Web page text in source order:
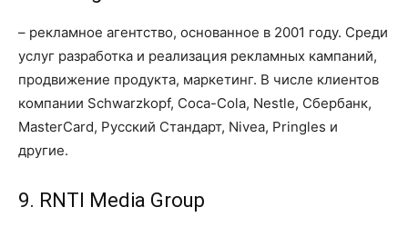
– рекламное агентство, основанное в 2001 году. Среди
услуг разработка и реализация рекламных кампаний,
продвижение продукта, маркетинг. В числе клиентов
компании Schwarzkopf, Coca-Cola, Nestle, Сбербанк,
MasterCard, Русский Стандарт, Nivea, Pringles и
другие.
9. RNTI Media Group